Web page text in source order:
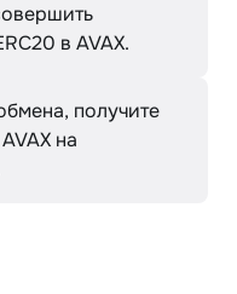
в AVAX.
получите
на